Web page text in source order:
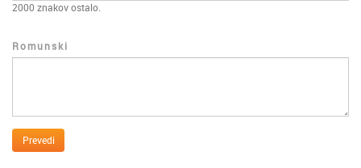
2000 znakov ostalo.
Romunski
Prevedi